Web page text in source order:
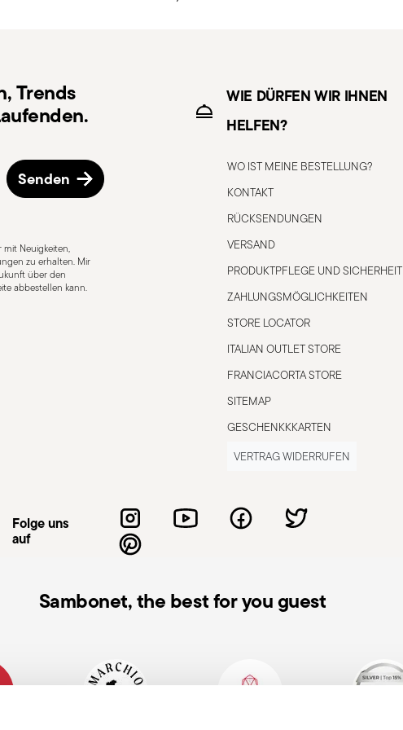
kann zu Verletzungen führen – daher
eine sichere Anwendung beachten
niemals einen leeren Topf, da er
– sonst Topfhandschuhe
Holz-, Silikon- oder
dem Herd, besonders mit Flüssigkeiten
Verwenden Sie beim Hantieren
Trends
Senden
Neuigkeiten,
zu erhalten. Mir
über den
abbestellen kann.
WIE DÜRFEN WIR IHNEN
HELFEN?
WO IST MEINE BESTELLUNG?
KONTAKT
RÜCKSENDUNGEN
VERSAND
PRODUKTPFLEGE UND SICHERHEIT
ZAHLUNGSMÖGLICHKEITEN
STORE LOCATOR
ITALIAN OUTLET STORE
FRANCIACORTA STORE
SITEMAP
GESCHENKKKARTEN
VERTRAG WIDERRUFEN
Folge uns
auf
Sambonet, the best for you guest